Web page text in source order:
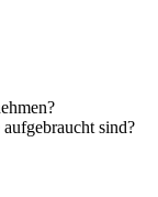
sind?